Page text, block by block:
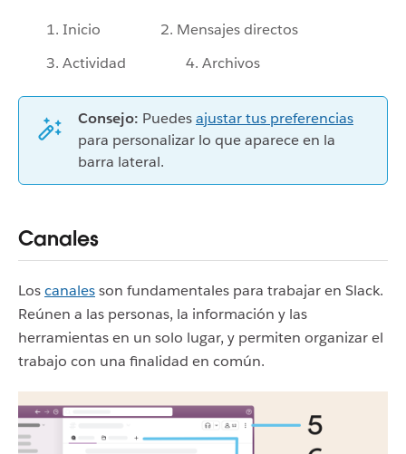
1. Inicio
2. Mensajes directos
3. Actividad
4. Archivos
Consejo: Puedesajustar tus preferencias
para personalizar lo que aparece en la
barra lateral.
Canales
Loscanalesson fundamentales para trabajar en Slack.
Reúnen a las personas, la información y las
herramientas en un solo lugar, y permiten organizar el
trabajo con una finalidad en común.